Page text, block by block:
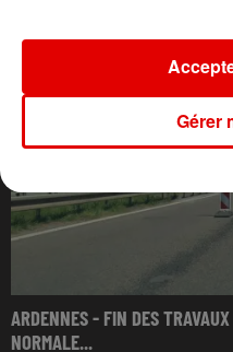
ARDENNES - FIN DES
NORMALE...
Gérer